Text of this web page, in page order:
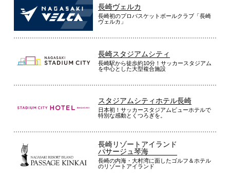
長崎ヴェルカ
長崎初のプロバスケットボールクラブ「長崎
ヴェルカ」
長崎スタジアムシティ
長崎駅から徒歩約10分！サッカースタジアム
を中心とした大型複合施設
スタジアムシティホテル長崎
日本初！サッカースタジアムビューホテルで
特別な感動とくつろぎを。
長崎リゾートアイランド
パサージュ琴海
長崎の内海・大村湾に面したゴルフ＆ホテル
のリゾートアイランド